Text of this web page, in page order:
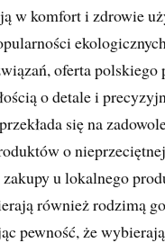
w komfort i zdrowie
oferta polskiego
o detale i
się na
o
u lokalnego
również rodzimą
pewność, że